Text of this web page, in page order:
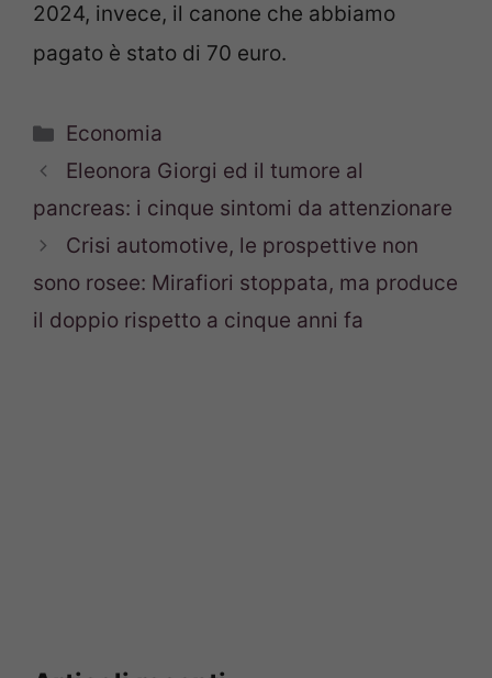
2024, invece, il canone che abbiamo
pagato è stato di 70 euro.
Categorie
Economia
Eleonora Giorgi ed il tumore al
pancreas: i cinque sintomi da attenzionare
Crisi automotive, le prospettive non
sono rosee: Mirafiori stoppata, ma produce
il doppio rispetto a cinque anni fa